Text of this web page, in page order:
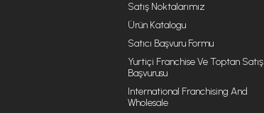
Satış Noktalarımız
Ürün Katalogu
Satıcı Başvuru Formu
Yurtiçi Franchise Ve Toptan Satış
Başvurusu
International Franchising And
Wholesale